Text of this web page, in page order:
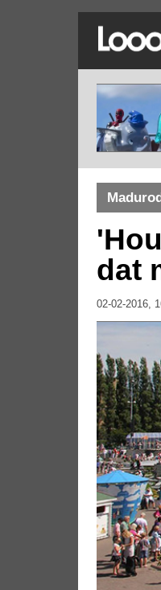
dat
02-02-2016,